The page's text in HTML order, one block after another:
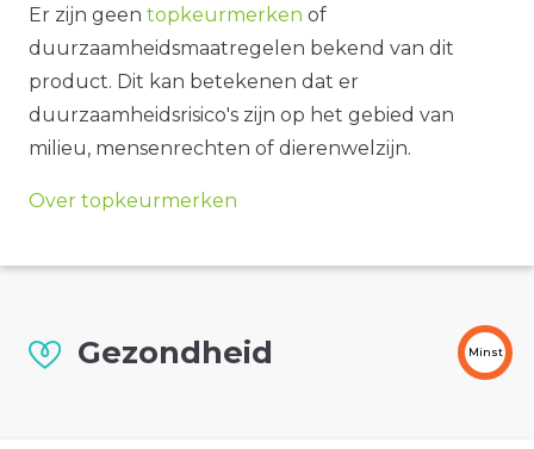
Er zijn geen topkeurmerken of
duurzaamheidsmaatregelen bekend van dit
product. Dit kan betekenen dat er
duurzaamheidsrisico's zijn op het gebied van
milieu, mensenrechten of dierenwelzijn.
Over topkeurmerken
Gezondheid Minst